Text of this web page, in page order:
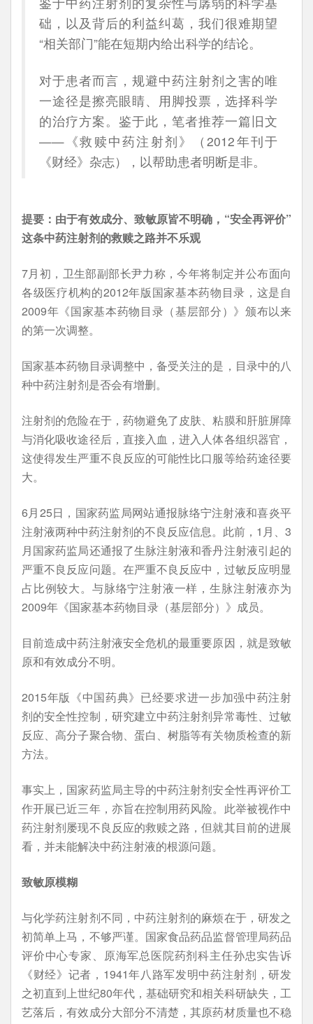
础，以及背后的利益纠葛，我们很难期望
“相关部门”能在短期内给出科学的结论。
对于患者而言，规避中药注射剂之害的唯
一途径是擦亮眼睛、用脚投票，选择科学
的治疗方案。鉴于此，笔者推荐一篇旧文
——《救赎中药注射剂》（2012年刊于
《财经》杂志），以帮助患者明断是非。
提要：由于有效成分、致敏原皆不明确，“安全再评价”
这条中药注射剂的救赎之路并不乐观
7月初，卫生部副部长尹力称，今年将制定并公布面向
各级医疗机构的2012年版国家基本药物目录，这是自
2009年《国家基本药物目录（基层部分）》颁布以来
的第一次调整。
国家基本药物目录调整中，备受关注的是，目录中的八
种中药注射剂是否会有增删。
注射剂的危险在于，药物避免了皮肤、粘膜和肝脏屏障
与消化吸收途径后，直接入血，进入人体各组织器官，
这使得发生严重不良反应的可能性比口服等给药途径要
大。
6月25日，国家药监局网站通报脉络宁注射液和喜炎平
注射液两种中药注射剂的不良反应信息。此前，1月、3
月国家药监局还通报了生脉注射液和香丹注射液引起的
严重不良反应问题。在严重不良反应中，过敏反应明显
占比例较大。与脉络宁注射液一样，生脉注射液亦为
2009年《国家基本药物目录（基层部分）》成员。
目前造成中药注射液安全危机的最重要原因，就是致敏
原和有效成分不明。
2015年版《中国药典》已经要求进一步加强中药注射
剂的安全性控制，研究建立中药注射剂异常毒性、过敏
反应、高分子聚合物、蛋白、树脂等有关物质检查的新
方法。
事实上，国家药监局主导的中药注射剂安全性再评价工
作开展已近三年，亦旨在控制用药风险。此举被视作中
药注射剂屡现不良反应的救赎之路，但就其目前的进展
看，并未能解决中药注射液的根源问题。
致敏原模糊
与化学药注射剂不同，中药注射剂的麻烦在于，研发之
初简单上马，不够严谨。国家食品药品监督管理局药品
评价中心专家、原海军总医院药剂科主任孙忠实告诉
《财经》记者，1941年八路军发明中药注射剂，研发
之初直到上世纪80年代，基础研究和相关科研缺失，工
艺落后，有效成分大部分不清楚，其原药材质量也不稳